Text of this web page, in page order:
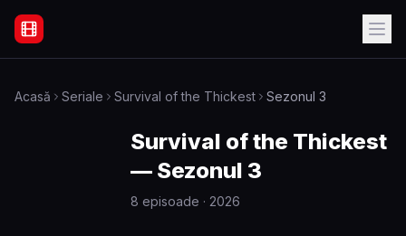
Filme Online Subtitrate - Acasă
Acasă Seriale Survival of the Thickest Sezonul 3
Survival of the Thickest
— Sezonul 3
8 episoade · 2026